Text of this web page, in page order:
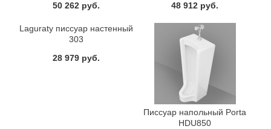
50 262 руб.
48 912 руб.
Laguraty писсуар настенный
303
28 979 руб.
Писсуар напольный Porta
HDU850